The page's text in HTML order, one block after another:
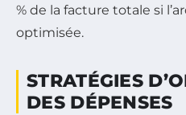
% de la facture totale si
optimisée.
STRATÉGIES
DES DÉPENSES